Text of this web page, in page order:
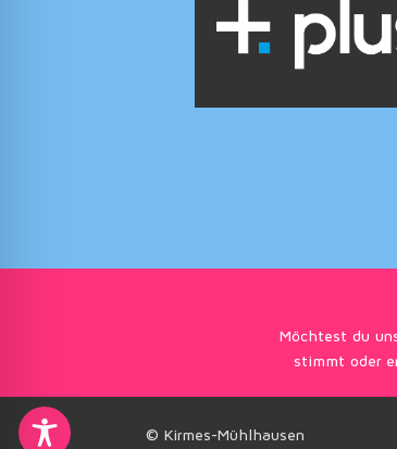
Möchtest du
stimmt oder
© Kirmes-Mühlhausen